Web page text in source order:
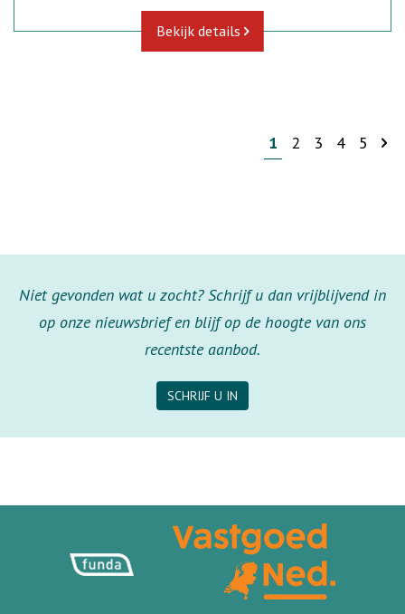
Bekijk details
1 2 3 4 5
Niet gevonden wat u zocht? Schrijf u dan vrijblijvend in
op onze nieuwsbrief en blijf op de hoogte van ons
recentste aanbod.
SCHRIJF U IN